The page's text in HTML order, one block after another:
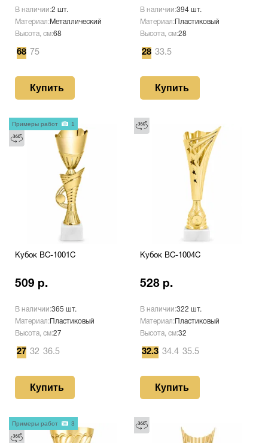
В наличии:2 шт.
Материал:Металлический
Высота, см:68
68 75
Купить
В наличии:394 шт.
Материал: Пластиковый
Высота, см:28
28 33.5
Купить
Кубок BC-1001C
509 р.
В наличии:365 шт.
Материал: Пластиковый
Высота, см:27
27 32 36.5
Купить
Примеры работ 1
Кубок BC-1004C
528 р.
В наличии:322 шт.
Материал: Пластиковый
Высота, см:32
32.3 34.4 35.5
Купить
Примеры работ 3